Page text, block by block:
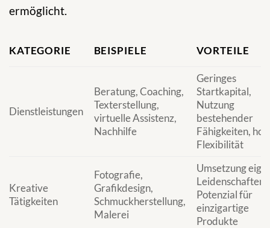
ermöglicht.
KATEGORIE BEISPIELE VORTEILE
Dienstleistungen
Beratung, Coaching,
Texterstellung,
virtuelle Assistenz,
Nachhilfe
Geringes
Startkapital,
Nutzung
bestehender
Fähigkeiten,
Flexibilität
Kreative
Tätigkeiten
Fotografie,
Grafikdesign,
Schmuckherstellung,
Malerei
Umsetzung
Leidenschaften,
Potenzial für
einzigartige
Produkte